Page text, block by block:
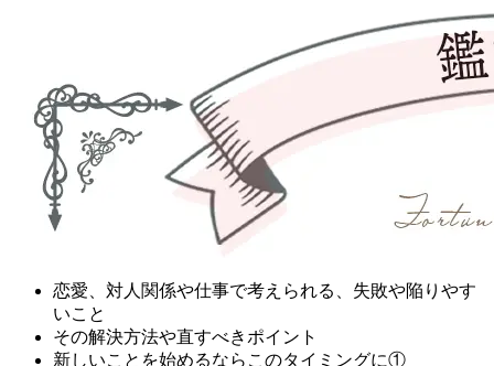
恋愛、対人関係や仕事で考えられる、失敗や陥りやす
いこと
その解決方法や直すべきポイント
新しいことを始めるならこのタイミングに①